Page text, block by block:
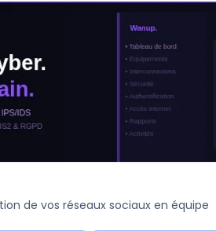
de vos réseaux sociaux en équipe